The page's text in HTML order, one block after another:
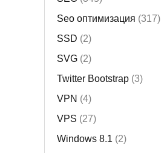
Seo оптимизация (317)
SSD (2)
SVG(2)
Twitter Bootstrap(3)
VPN (4)
VPS (27)
Windows 8.1 (2)